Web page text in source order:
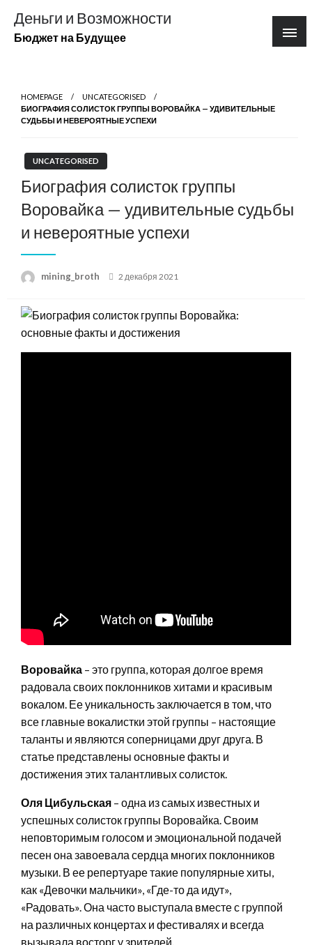
содержимому
Деньги и Возможности
Бюджет на Будущее
HOMEPAGE
UNCATEGORISED
БИОГРАФИЯ СОЛИСТОК ГРУППЫ ВОРОВАЙКА — УДИВИТЕЛЬНЫЕ
СУДЬБЫ И НЕВЕРОЯТНЫЕ УСПЕХИ
UNCATEGORISED
Биография солисток группы
Воровайка — удивительные судьбы
и невероятные успехи
mining_broth
Posted
2 декабря 2021
Воровайка – это группа, которая долгое время
радовала своих поклонников хитами и красивым
вокалом. Ее уникальность заключается в том, что
все главные вокалистки этой группы – настоящие
таланты и являются соперницами друг друга. В
статье представлены основные факты и
достижения этих талантливых солисток.
Оля Цибульская – одна из самых известных и
успешных солисток группы Воровайка. Своим
неповторимым голосом и эмоциональной подачей
песен она завоевала сердца многих поклонников
музыки. В ее репертуаре такие популярные хиты,
как «Девочки мальчики», «Где-то да идут»,
«Радовать». Она часто выступала вместе с группой
на различных концертах и фестивалях и всегда
вызывала восторг у зрителей.